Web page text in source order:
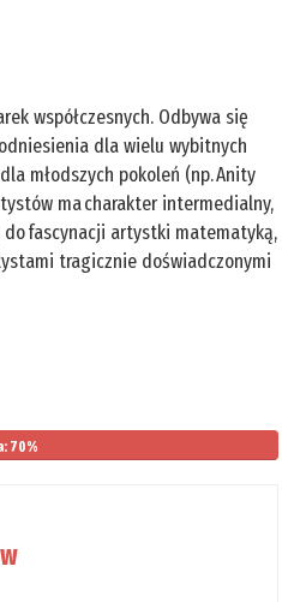
współczesnych. Odbywa się
odniesienia dla wielu wybitnych
młodszych pokoleń (np. Anity
ma charakter intermedialny,
do fascynacji artystki matematyką,
tragicznie doświadczonymi
70%